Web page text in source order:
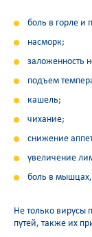
боль в горле и
насморк;
заложенность
подъем
кашель;
чихание;
снижение
увеличение
боль в мышцах,
Не только вирусы
путей, также их